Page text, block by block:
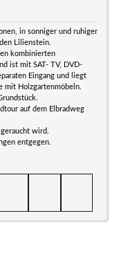
in sonniger und ruhiger
Lilienstein.
kombinierten
ist mit SAT- TV, DVD-
Eingang und liegt
mit Holzgartenmöbeln.
auf dem Elbradweg
wird.
entgegen.